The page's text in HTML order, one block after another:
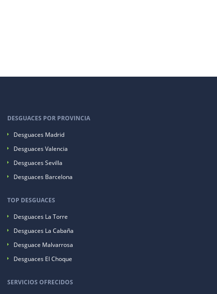
DESGUACES POR PROVINCIA
Desguaces Madrid
Desguaces Valencia
Desguaces Sevilla
Desguaces Barcelona
TOP DESGUACES
Desguaces La Torre
Desguaces La Cabaña
Desguace Malvarrosa
Desguaces El Choque
SERVICIOS OFRECIDOS